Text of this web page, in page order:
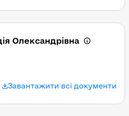
Олександрівна
Завантажити всі документи